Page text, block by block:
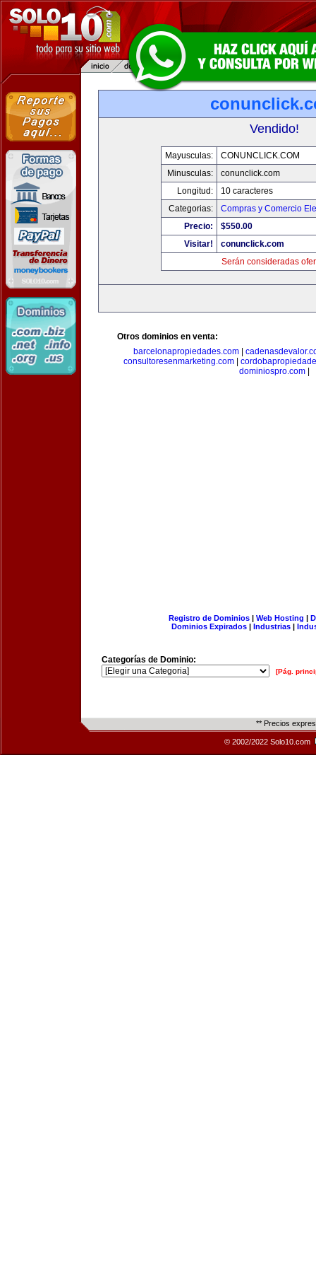
Vendido!
Mayusculas:
CONUNCLICK.COM
Minusculas:
conunclick.com
Longitud:
10 caracteres
Categorias:
Compras y Comercio
Precio:
$550.00
Visitar!
conunclick.com
Serán consideradas
Otros dominios en venta:
barcelonapropiedades.com|
consultoresenmarketing.com
dominiospro.com
Registro de Dominios| Web Hosting |
Dominios Expirados | Industrias |
Categorías de Dominio:
[Pág.
** Precios
© 2002/2022 Solo10.com